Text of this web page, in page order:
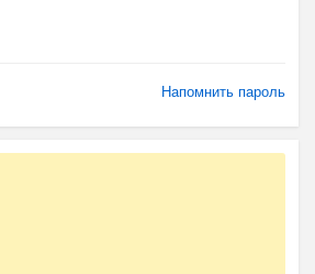
Напомнить пароль